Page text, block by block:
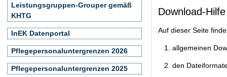
Download-Hilfe
Auf dieser Seite
allgemeinen
den
Leistungsgruppen-Grouper gemäß
KHTG
InEK Datenportal
Pflegepersonaluntergrenzen 2026
Pflegepersonaluntergrenzen 2025